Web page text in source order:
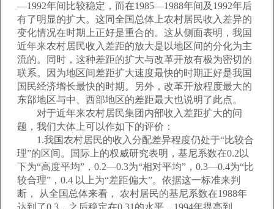
—1992年间比较稳定，而在1985—1988年间及1992年后
有了明显的扩大。这同全国总体上农村居民收入差异的
变化情况在时期上正好是重合的。这从侧面表明，我国
近年来农村居民收入差距的放大是以地区间的分化为主
流的。同时，这种差距的扩大与改革开放有极为密切的
联系。因为地区间差距扩大速度最快的时期正好是我国
国民经济增长最快的时期。另外，改革开放程度最大的
东部地区与中、西部地区的差距最大也说明了此点。
对于近年来农村居民集团内部收入差距扩大的问
题，我们大体上可以作如下的评价：
1.我国农村居民的收入分配差异程度仍处于“比较合
理”的区间。国际上的权威研究表明，基尼系数在0.2以
下为“高度平均”，0.2—0.3为“相对平均”，0.3—0.4为“比
较合理”，0.4 以上为“差距偏大”。依据这一标准来判
断， 从全国总体来看， 农村居民的基尼系数在1988年
达到了0.3，之后稳定在0.31的水平，1994年提高到